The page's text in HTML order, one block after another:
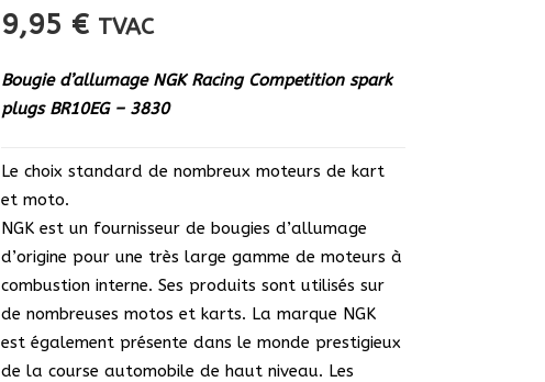
9,95 € TVAC
Bougie d’allumage NGK Racing Competition spark
plugs BR10EG – 3830
Le choix standard de nombreux moteurs de kart
et moto.
NGK est un fournisseur de bougies d’allumage
d’origine pour une très large gamme de moteurs à
combustion interne. Ses produits sont utilisés sur
de nombreuses motos et karts. La marque NGK
est également présente dans le monde prestigieux
de la course automobile de haut niveau. Les